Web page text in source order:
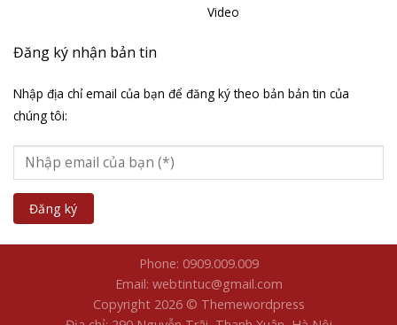
Video
Đăng ký nhận bản tin
Nhập địa chỉ email của bạn để đăng ký theo bản bản tin của
chúng tôi:
Phone: 0909.009.009
Email: webtintuc@gmail.com
Copyright 2026 © Themewordpress